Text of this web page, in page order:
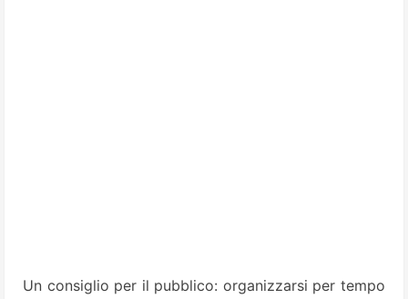
Un consiglio per il pubblico: organizzarsi per tempo